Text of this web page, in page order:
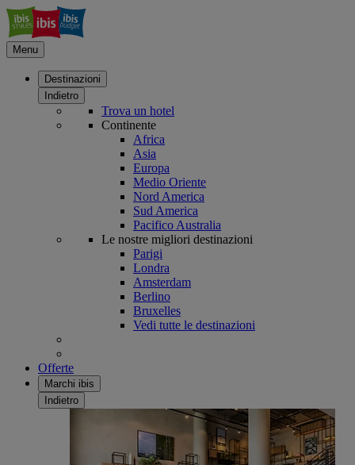
Menu
Destinazioni
Indietro
Trova un hotel
Continente
Africa
Asia
Europa
Medio Oriente
Nord America
Sud America
Pacifico Australia
Le nostre migliori destinazioni
Parigi
Londra
Amsterdam
Berlino
Bruxelles
Vedi tutte le destinazioni
Offerte
Marchi ibis
Indietro